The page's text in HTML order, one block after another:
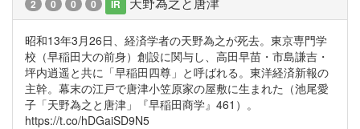
2 0 0 0 IR
昭和13年3月26日、経済学者の天野為之が死去。東京専門学
校（早稲田大の前身）創設に関与し、高田早苗・市島謙吉・
坪内逍遥と共に「早稲田四尊」と呼ばれる。東洋経済新報の
主幹。幕末の江戸で唐津小笠原家の屋敷に生まれた（池尾愛
子「天野為之と唐津」『早稲田商学』461）。
https://t.co/hDGaiSD9N5